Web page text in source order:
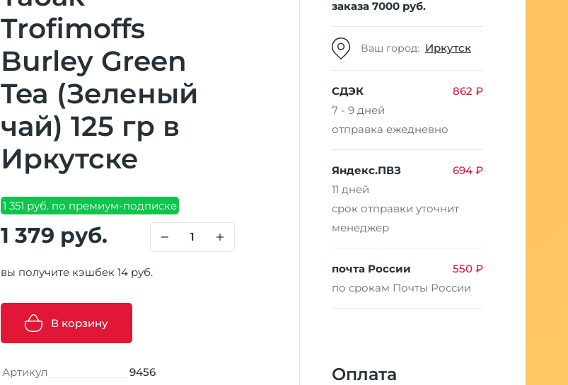
Trofimoffs
Burley Green
Tea (Зеленый
чай) 125 гр в
Иркутске
1 351 руб. по премиум-подписке
1 379 руб.
вы получите кэшбек 14 руб.
В корзину
Артикул
9456
заказа 7000 руб.
Ваш город: Иркутск
СДЭК
862 ₽
7 - 9 дней
отправка ежедневно
Яндекс.ПВЗ
694 ₽
11 дней
срок отправки уточнит
менеджер
почта России
550 ₽
по срокам Почты России
Оплата